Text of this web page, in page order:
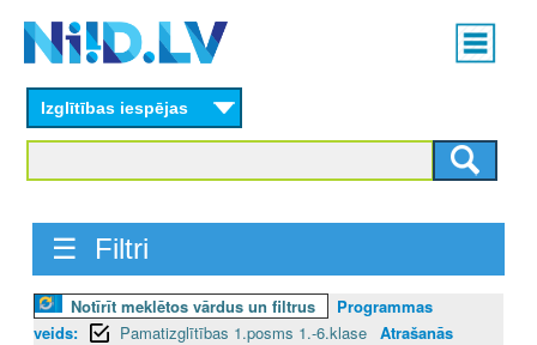
content
Main
menu
Izglītības iespējas
☰ Filtri
Notīrīt meklētos vārdus un filtrus
Programmas
veids:
Pamatizglītības 1.posms 1.-6.klase Atrašanās